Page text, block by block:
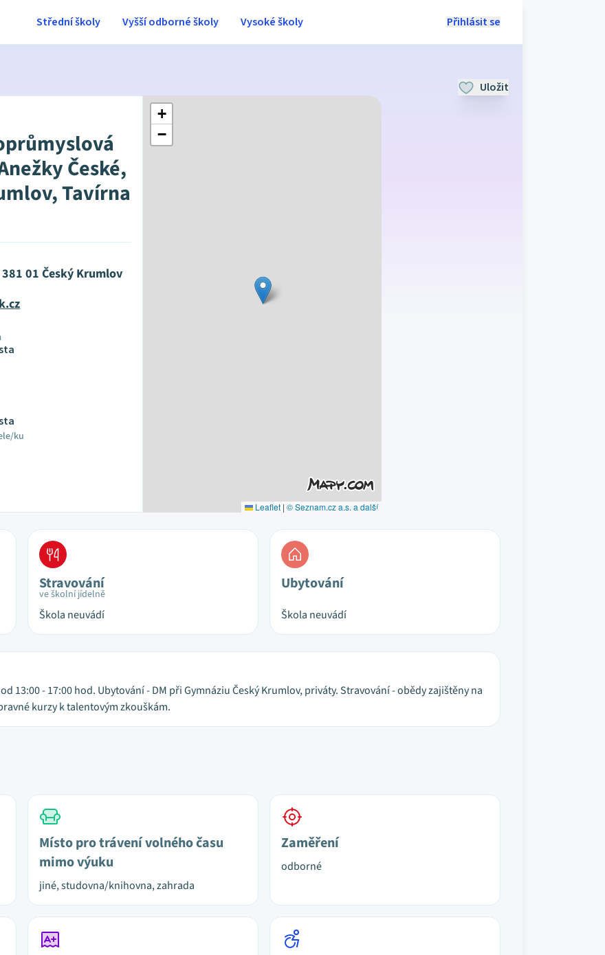
Přihlásit se
Střední školy Vyšší odborné školy Vysoké školy
Uložit
České,
Tavírna
01 Český Krumlov
ku
+
−
Leaflet | © Seznam.cz a.s. a další
Stravování
ve školní jídelně
Škola neuvádí
Ubytování
Škola neuvádí
13:00 - 17:00 hod. Ubytování - DM při Gymnáziu Český Krumlov, priváty. Stravování - obědy zajištěny na
kurzy k talentovým zkouškám.
Místo pro trávení volného času
mimo výuku
jiné, studovna/knihovna, zahrada
Zaměření
odborné